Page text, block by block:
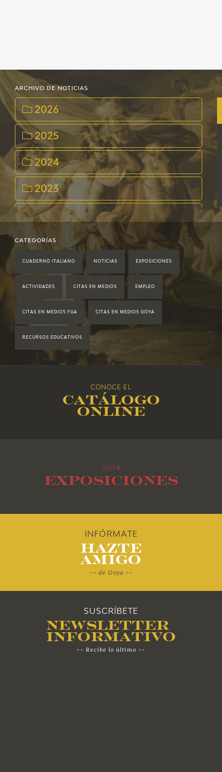
ARCHIVO DE NOTICIAS
2026
2025
2024
2023
2022
2021
2017
2012
CATEGORÍAS
CUADERNO ITALIANO NOTICIAS EXPOSICIONES
ACTIVIDADES CITAS EN MEDIOS EMPLEO
CITAS EN MEDIOS FGA CITAS EN MEDIOS GOYA
RECURSOS EDUCATIVOS
CONOCE EL
Catálogo
online
GOYA
Exposiciones
INFÓRMATE
Hazte
Amigo
-- de Goya --
SUSCRÍBETE
Newsletter
Informativo
-- Recibe lo último --